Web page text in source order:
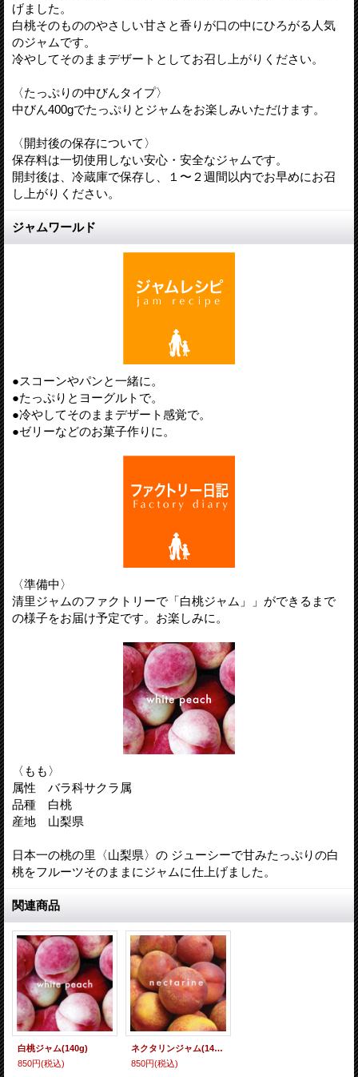
げました。
白桃そのもののやさしい甘さと香りが口の中にひろがる人気
のジャムです。
冷やしてそのままデザートとしてお召し上がりください。
〈たっぷりの中びんタイプ〉
中びん400gでたっぷりとジャムをお楽しみいただけます。
〈開封後の保存について〉
保存料は一切使用しない安心・安全なジャムです。
開封後は、冷蔵庫で保存し、１〜２週間以内でお早めにお召
し上がりください。
ジャムワールド
●スコーンやパンと一緒に。
●たっぷりとヨーグルトで。
●冷やしてそのままデザート感覚で。
●ゼリーなどのお菓子作りに。
〈準備中〉
清里ジャムのファクトリーで「白桃ジャム」」ができるまで
の様子をお届け予定です。お楽しみに。
〈もも〉
属性 バラ科サクラ属
品種 白桃
産地 山梨県
日本一の桃の里〈山梨県〉の ジューシーで甘みたっぷりの白
桃をフルーツそのままにジャムに仕上げました。
関連商品
白桃ジャム(140g)
850円(税込)
ネクタリンジャム(140g)
850円(税込)